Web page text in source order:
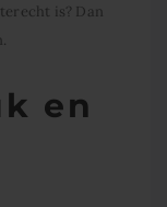
is? Dan
en